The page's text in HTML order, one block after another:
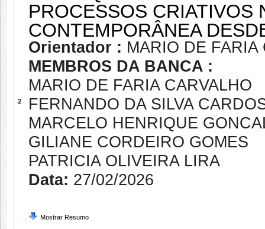
2
PROCESSOS CRIATIVOS
CONTEMPORÂNEA
Orientador : MARIO DE FARIA
MEMBROS DA BANCA :
MARIO DE FARIA CARVALHO
FERNANDO DA SILVA
MARCELO HENRIQUE
GILIANE CORDEIRO GOMES
PATRICIA OLIVEIRA LIRA
Data: 27/02/2026
Mostrar Resumo